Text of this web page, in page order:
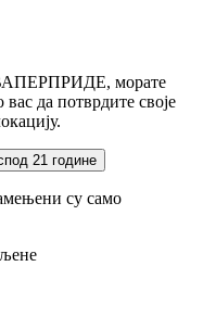
ВАПЕРПРИДЕ, морате
да потврдите своје
21 године
су само